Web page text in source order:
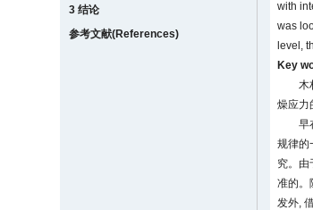
3 结论
参考文献(References)
with
was
level,
Key
木
燥应力
早
规律的
究。由
准的。
发外,